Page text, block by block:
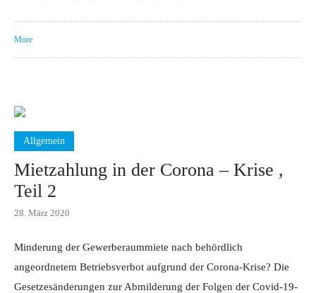
More
Allgemein
Mietzahlung in der Corona – Krise ,
Teil 2
28. März 2020
Minderung der Gewerberaummiete nach behördlich
angeordnetem Betriebsverbot aufgrund der Corona-Krise? Die
Gesetzesänderungen zur Abmilderung der Folgen der Covid-19-